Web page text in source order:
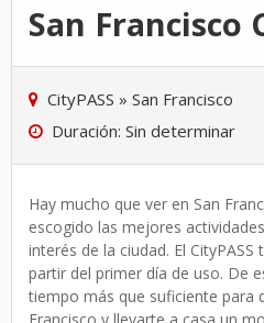
San Francisco
CityPASS » San Francisco
Duración: Sin determinar
Hay mucho que ver en San
escogido las mejores
interés de la ciudad. El
partir del primer día de uso. De
tiempo más que suficiente para
Francisco y llevarte a casa un